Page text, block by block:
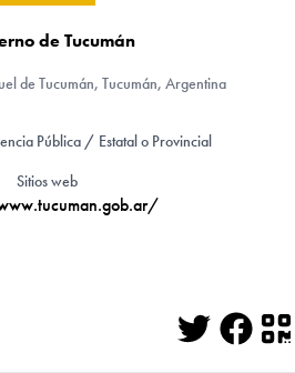
de Tucumán
de Tucumán, Tucumán, Argentina
Pública / Estatal o Provincial
Sitios web
Twitter